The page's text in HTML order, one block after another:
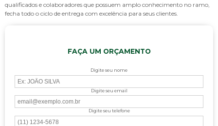
qualificados e colaboradores que possuem amplo conhecimento no ramo,
fecha todo o ciclo de entrega com excelência para seus clientes.
FAÇA UM ORÇAMENTO
Digite seu nome
Digite seu email
Digite seu telefone